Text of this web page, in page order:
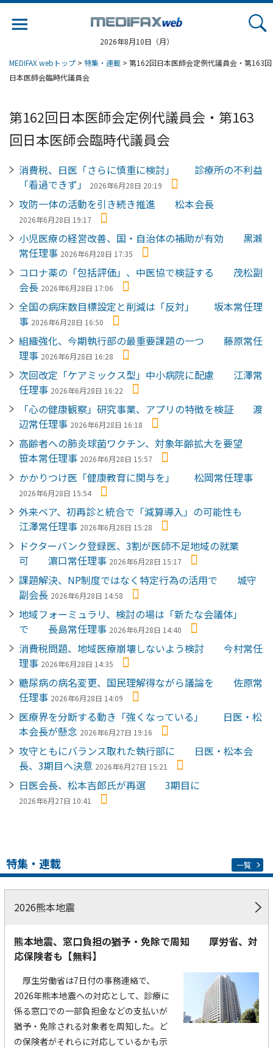
2026年8月10日（月）
MEDIFAX webトップ > 特集・連載 > 第162回日本医師会定例代議員会・第163回
日本医師会臨時代議員会
第162回日本医師会定例代議員会・第163
回日本医師会臨時代議員会
消費税、日医「さらに慎重に検討」 診療所の不利益
「看過できず」
2026年6月28日 20:19
攻防一体の活動を引き続き推進 松本会長
2026年6月28日 19:17
小児医療の経営改善、国・自治体の補助が有効 黒瀨
常任理事 2026年6月28日 17:35
コロナ薬の「包括評価」、中医協で検証する 茂松副
会長 2026年6月28日 17:06
全国の病床数目標設定と削減は「反対」 坂本常任理
事 2026年6月28日 16:50
組織強化、今期執行部の最重要課題の一つ 藤原常任
理事 2026年6月28日 16:28
次回改定「ケアミックス型」中小病院に配慮 江澤常
任理事 2026年6月28日 16:22
「心の健康観察」研究事業、アプリの特徴を検証 渡
辺常任理事 2026年6月28日 16:18
高齢者への肺炎球菌ワクチン、対象年齢拡大を要望
笹本常任理事 2026年6月28日 15:57
かかりつけ医「健康教育に関与を」 松岡常任理事
2026年6月28日 15:54
外来ベア、初再診と統合で「減算導入」の可能性も
江澤常任理事 2026年6月28日 15:28
ドクターバンク登録医、3割が医師不足地域の就業
可 濵口常任理事 2026年6月28日 15:17
課題解決、NP制度ではなく特定行為の活用で 城守
副会長 2026年6月28日 14:58
地域フォーミュラリ、検討の場は「新たな会議体」
で 長島常任理事 2026年6月28日 14:40
消費税問題、地域医療崩壊しないよう検討 今村常任
理事 2026年6月28日 14:35
糖尿病の病名変更、国民理解得ながら議論を 佐原常
任理事 2026年6月28日 14:09
医療界を分断する動き「強くなっている」 日医・松
本会長が懸念 2026年6月27日 19:16
攻守ともにバランス取れた執行部に 日医・松本会
長、3期目へ決意 2026年6月27日 15:21
日医会長、松本吉郎氏が再選 3期目に
2026年6月27日 10:41
特集・連載 一覧
2026熊本地震
熊本地震、窓口負担の猶予・免除で周知 厚労省、対
応保険者も【無料】
厚生労働省は7日付の事務連絡で、
2026年熊本地震への対応として、診療に
係る窓口での一部負担金などの支払いが
猶予・免除される対象者を周知した。ど
の保険者がそれらに対応しているかも示